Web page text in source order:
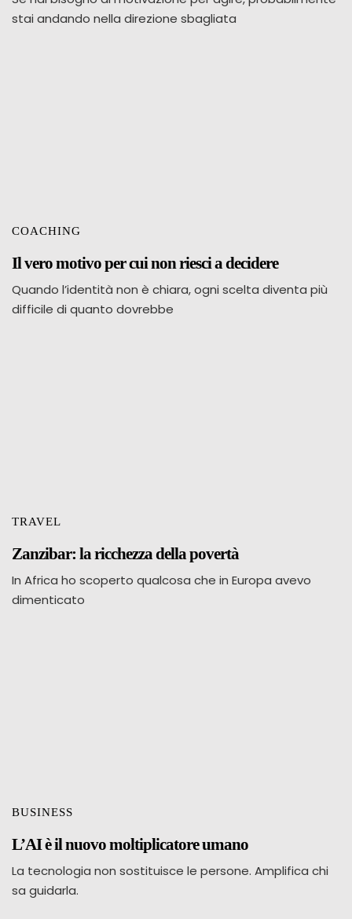
stai andando nella direzione sbagliata
COACHING
Il vero motivo per cui non riesci a decidere
Quando l’identità non è chiara, ogni scelta diventa più
difficile di quanto dovrebbe
TRAVEL
Zanzibar: la ricchezza della povertà
In Africa ho scoperto qualcosa che in Europa avevo
dimenticato
BUSINESS
L’AI è il nuovo moltiplicatore umano
La tecnologia non sostituisce le persone. Amplifica chi
sa guidarla.